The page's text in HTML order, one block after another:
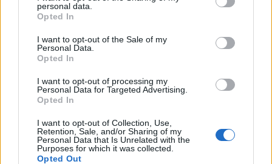
grant or deny consent to Google and its third-party tags to
use your data for below specified purposes in below Google
consent section.
personal data.
Opted In
I want to opt-out of the Sale of my
Personal Data.
Opted In
I want to opt-out of processing my
Personal Data for Targeted Advertising.
Opted In
I want to opt-out of Collection, Use,
Retention, Sale, and/or Sharing of my
Personal Data that Is Unrelated with the
Purposes for which it was collected.
Opted Out